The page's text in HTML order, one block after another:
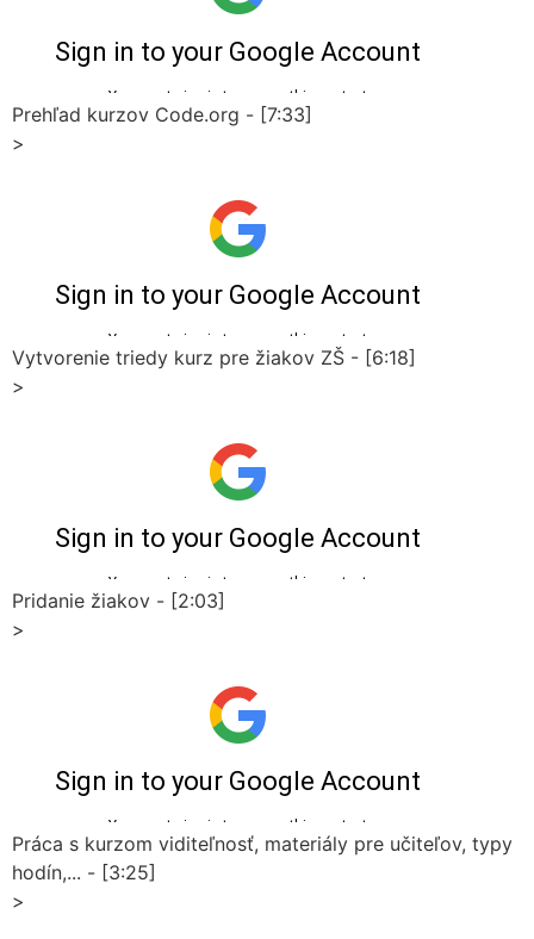
Prehľad kurzov Code.org - [7:33]
>
Vytvorenie triedy kurz pre žiakov ZŠ - [6:18]
>
Pridanie žiakov - [2:03]
>
Práca s kurzom viditeľnosť, materiály pre učiteľov, typy
hodín,... - [3:25]
>